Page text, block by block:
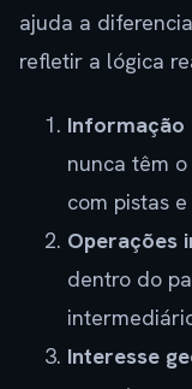
ajuda a
refletir a lógica
Informação
nunca têm
com pistas e
Operações
dentro do
Interesse